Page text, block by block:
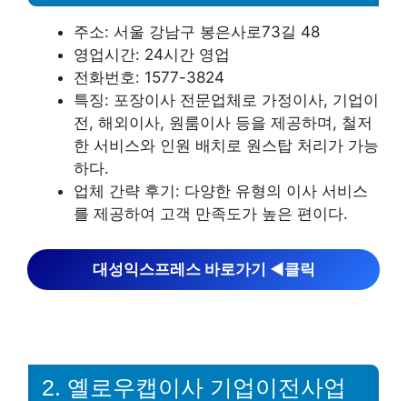
주소: 서울 강남구 봉은사로73길 48
영업시간: 24시간 영업
전화번호: 1577-3824
특징: 포장이사 전문업체로 가정이사, 기업이
전, 해외이사, 원룸이사 등을 제공하며, 철저
한 서비스와 인원 배치로 원스탑 처리가 가능
하다.
업체 간략 후기: 다양한 유형의 이사 서비스
를 제공하여 고객 만족도가 높은 편이다.
대성익스프레스 바로가기 ◀︎클릭
2. 옐로우캡이사 기업이전사업